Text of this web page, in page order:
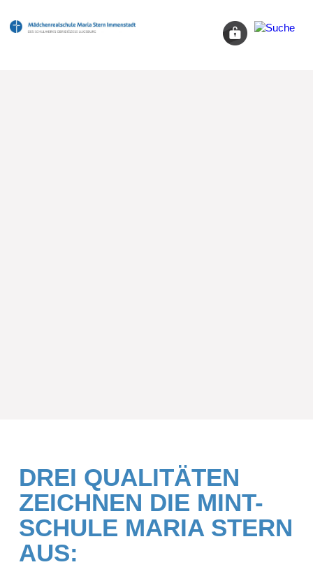
DREI QUALITÄTEN
ZEICHNEN DIE MINT-
SCHULE MARIA STERN
AUS: